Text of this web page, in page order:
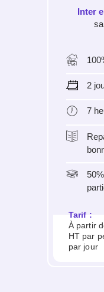
Inter
2
7
Tarif :
À partir
HT par
par jour